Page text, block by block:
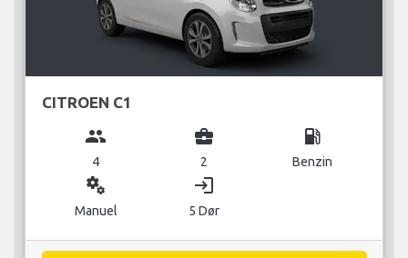
CITROEN C1
group
4
business_center
2
local_gas_station
Benzin
miscellaneous_services
Manuel
login
5 Dør